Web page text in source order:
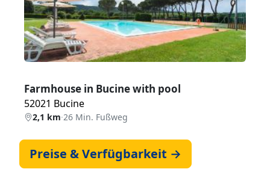
Farmhouse in Bucine with pool
52021 Bucine
2,1 km·26 Min. Fußweg
Preise & Verfügbarkeit →